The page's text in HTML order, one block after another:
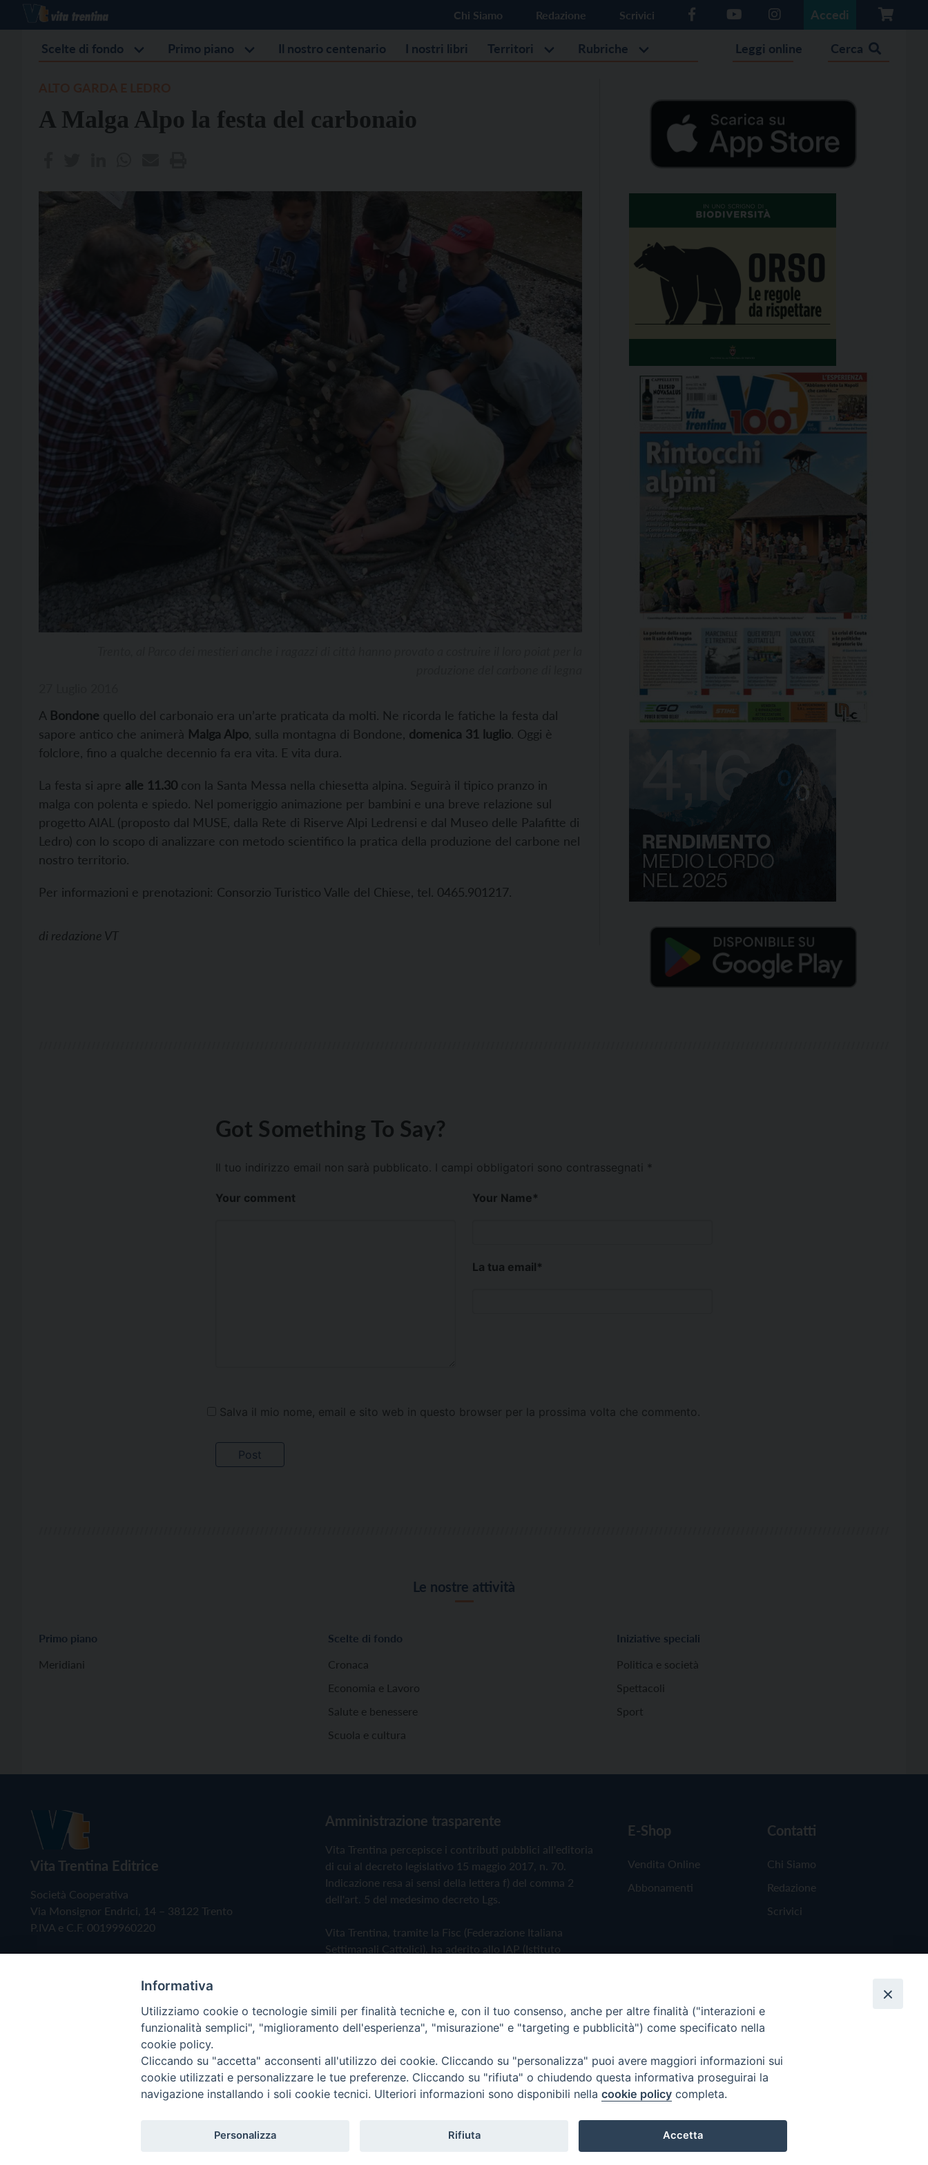
Chi Siamo Redazione Scrivici Accedi
Scelte di fondo Primo piano Il nostro centenario I nostri libri Territori Rubriche Leggi online Cerca
A Malga Alpo la festa del carbonaio
A Bondone quello del carbonaio era un’arte praticata da molti. Ne ricorda le fatiche la festa dal
sapore antico che animerà Malga Alpo , sulla montagna di Bondone, domenica 31 luglio. Oggi è
folclore, fino a qualche decennio fa era vita. E vita dura.
La festa si apre alle 11.30 con la Santa Messa nella chiesetta alpina. Seguirà il tipico pranzo in
malga con polenta e spiedo. Nel pomeriggio animazione per bambini e una breve relazione sul
progetto AIAL (proposto dal MUSE, dalla Rete di Riserve Alpi Ledrensi e dal Museo delle Palafitte di
Ledro) con lo scopo di analizzare con metodo scientifico la pratica della produzione del carbone nel
nostro territorio.
Per informazioni e prenotazioni: Consorzio Turistico Valle del Chiese, tel. 0465.901217.
di redazione VT
Got Something To Say?
Il tuo indirizzo email non sarà pubblicato. I campi obbligatori sono contrassegnati *
Your comment Your Name*
La tua email*
Salva il mio nome, email e sito web in questo browser per la prossima volta che commento.
Le nostre attività
Primo piano
Meridiani
Scelte di fondo
Cronaca
Economia e Lavoro
Salute e benessere
Scuola e cultura
Iniziative speciali
Politica e società
Spettacoli
Sport
Vita Trentina Editrice
Società Cooperativa
Via Monsignor Endrici, 14 – 38122 Trento
P.IVA e C.F. 00199960220
Amministrazione trasparente
Vita Trentina percepisce i contributi pubblici all'editoria
di cui al decreto legislativo 15 maggio 2017, n. 70.
Indicazione resa ai sensi della lettera f) del comma 2
dell'art. 5 del medesimo decreto Lgs.
Vita Trentina, tramite la Fisc (Federazione Italiana
Settimanali Cattolici), ha aderito allo IAP (Istituto
Privacy Policy Cookie Policy
E-Shop
Vendita Online
Abbonamenti
Contatti
Chi Siamo
Redazione
Scrivici
Copyright © 2019 - Tutti i diritti riservati - Vita Trentina Editrice
Informativa
Utilizziamo cookie o tecnologie simili per finalità tecniche e, con il tuo consenso, anche per altre finalità ("interazioni e
funzionalità semplici", "miglioramento dell'esperienza", "misurazione" e "targeting e pubblicità") come specificato nella
cookie policy.
Cliccando su "accetta" acconsenti all'utilizzo dei cookie. Cliccando su "personalizza" puoi avere maggiori informazioni sui
cookie utilizzati e personalizzare le tue preferenze. Cliccando su "rifiuta" o chiudendo questa informativa proseguirai la
navigazione installando i soli cookie tecnici. Ulteriori informazioni sono disponibili nella cookie policy completa.
Personalizza Rifiuta Accetta